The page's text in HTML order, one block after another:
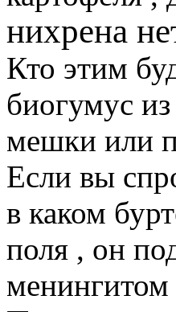
нихрена
Кто этим
биогумус
мешки или
Если вы
в каком
поля , он